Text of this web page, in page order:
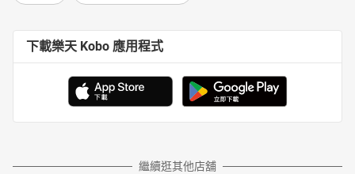
下載樂天 Kobo 應用程式
繼續逛其他店舖